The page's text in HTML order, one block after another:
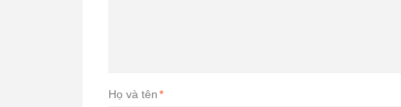
Họ và tên*